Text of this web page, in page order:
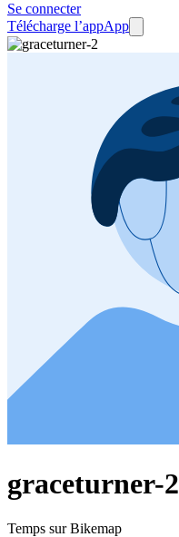
Se connecter
Télécharge l’appApp
graceturner-2
Temps sur Bikemap